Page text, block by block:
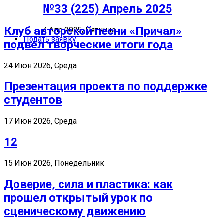
№33 (225) Апрель 2025
4 Апр 2025, Пятница
Подать заявку
Клуб авторской песни «Причал»
подвел творческие итоги года
24 Июн 2026, Среда
Презентация проекта по поддержке
студентов
17 Июн 2026, Среда
12
15 Июн 2026, Понедельник
Доверие, сила и пластика: как
прошел открытый урок по
сценическому движению